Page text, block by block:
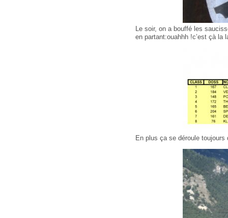
Le soir, on a bouffé les
en partant:ouahhh !c’est çà la
En plus ça se déroule